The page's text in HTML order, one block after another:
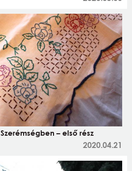
– első rész
2020.04.21